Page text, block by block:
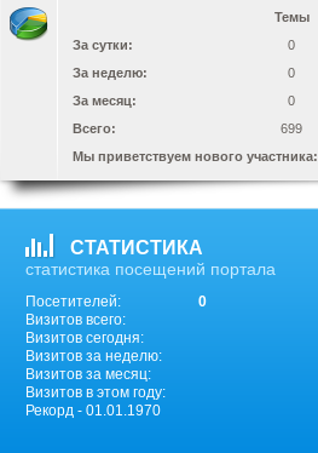
Темы
За сутки:
0
За неделю:
0
За месяц:
0
Всего:
699
Мы приветствуем нового участника:
СТАТИСТИКА
статистика посещений портала
Посетителей:
0
Визитов всего:
Визитов сегодня:
Визитов за неделю:
Визитов за месяц:
Визитов в этом году:
Рекорд - 01.01.1970